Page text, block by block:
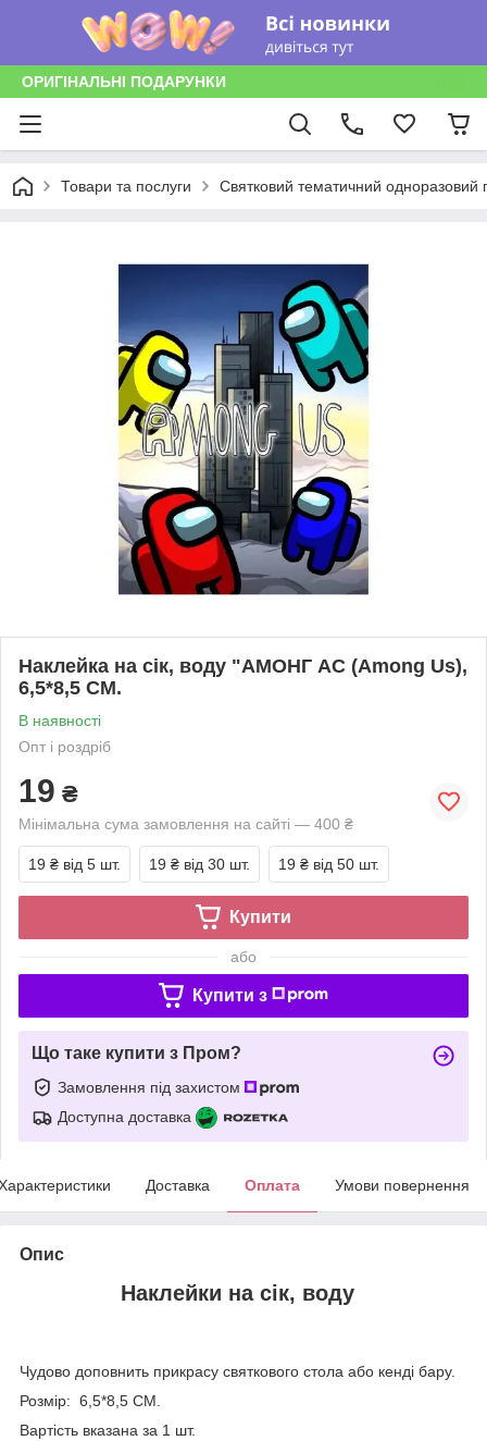
ОРИГІНАЛЬНІ ПОДАРУНКИ
Товари та послуги Святковий тематичний одноразовий
Наклейка на сік, воду "АМОНГ АС (Among Us),
6,5*8,5 СМ.
В наявності
Опт і роздріб
19 ₴
Мінімальна сума замовлення на сайті — 400 ₴
19 ₴ від 5 шт. 19 ₴ від 30 шт. 19 ₴ від 50 шт.
Купити
або
Купити з
Що таке купити з Пром?
Замовлення під захистом
Доступна доставка
Доставка Оплата Умови повернення
Опис
Наклейки на сік, воду
Чудово доповнить прикрасу святкового стола або кенді бару.
Розмір: 6,5*8,5 СМ.
Вартість вказана за 1 шт.